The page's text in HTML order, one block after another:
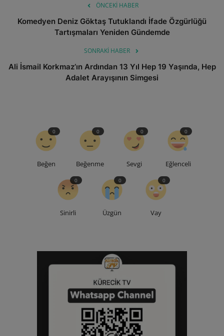
ÖNCEKI HABER
Komedyen Deniz Göktaş Tutuklandı İfade Özgürlüğü
Tartışmaları Yeniden Gündemde
SONRAKI HABER
Ali İsmail Korkmaz’ın Ardından 13 Yıl Hep 19 Yaşında, Hep
Adalet Arayışının Simgesi
Beğen
0
Beğenme
0
Sevgi
0
Eğlenceli
0
Sinirli
0
Üzgün
0
Vay
0